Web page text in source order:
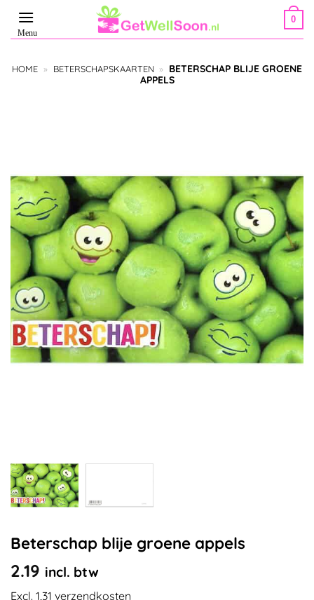
naar
inhoud
0
HOME » BETERSCHAPSKAARTEN » BETERSCHAP BLIJE GROENE
APPELS
Beterschap blije groene appels
2.19 incl. btw
Excl. 1,31 verzendkosten